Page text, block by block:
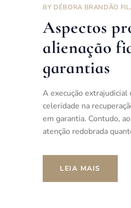
BY DÉBORA BRANDÃO
Aspectos
alienação
garantias
A execução
celeridade na
em garantia. Contudo,
atenção redobrada
LEIA MAIS